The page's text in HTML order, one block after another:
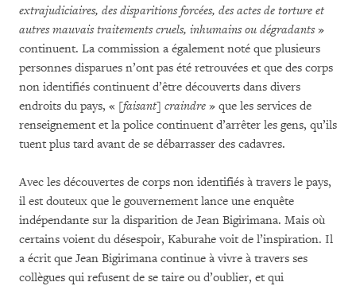
extrajudiciaires, des disparitions forcées, des actes de torture et
autres mauvais traitements cruels, inhumains ou dégradants»
continuent. La commission a également noté que plusieurs
personnes disparues n’ont pas été retrouvées et que des corps
non identifiés continuent d’être découverts dans divers
endroits du pays, « [faisant] craindre » que les services de
renseignement et la police continuent d’arrêter les gens, qu’ils
tuent plus tard avant de se débarrasser des cadavres.
Avec les découvertes de corps non identifiés à travers le pays,
il est douteux que le gouvernement lance une enquête
indépendante sur la disparition de Jean Bigirimana. Mais où
certains voient du désespoir, Kaburahe voit de l’inspiration. Il
a écrit que Jean Bigirimana continue à vivre à travers ses
collègues qui refusent de se taire ou d’oublier, et qui